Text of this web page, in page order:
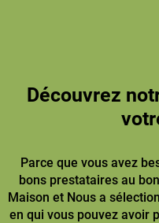
Découvrez
Parce que vous avez
bons prestataires au
Maison et Nous a
en qui vous pouvez avoir